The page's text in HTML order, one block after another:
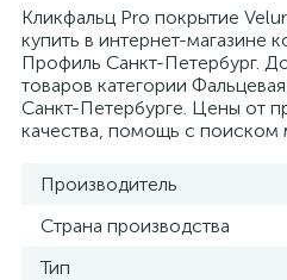
Кликфальц Pro покрытие
купить в интернет-магазине
Профиль Санкт-Петербург.
товаров категории
Санкт-Петербурге. Цены от
качества, помощь с поиском
Производитель
Страна производства
Тип